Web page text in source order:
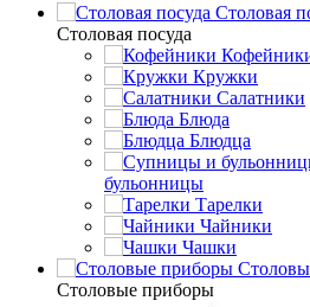
Столовая
Столовая посуда
Кружки
Салатники
Блюда
Блюдца
бульонницы
Тарелки
Чайники
Чашки
Cтоловые приборы